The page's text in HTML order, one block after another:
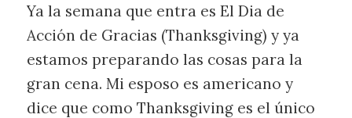
Ya la semana que entra es El Dia de
Acción de Gracias (Thanksgiving) y ya
estamos preparando las cosas para la
gran cena. Mi esposo es americano y
dice que como Thanksgiving es el único